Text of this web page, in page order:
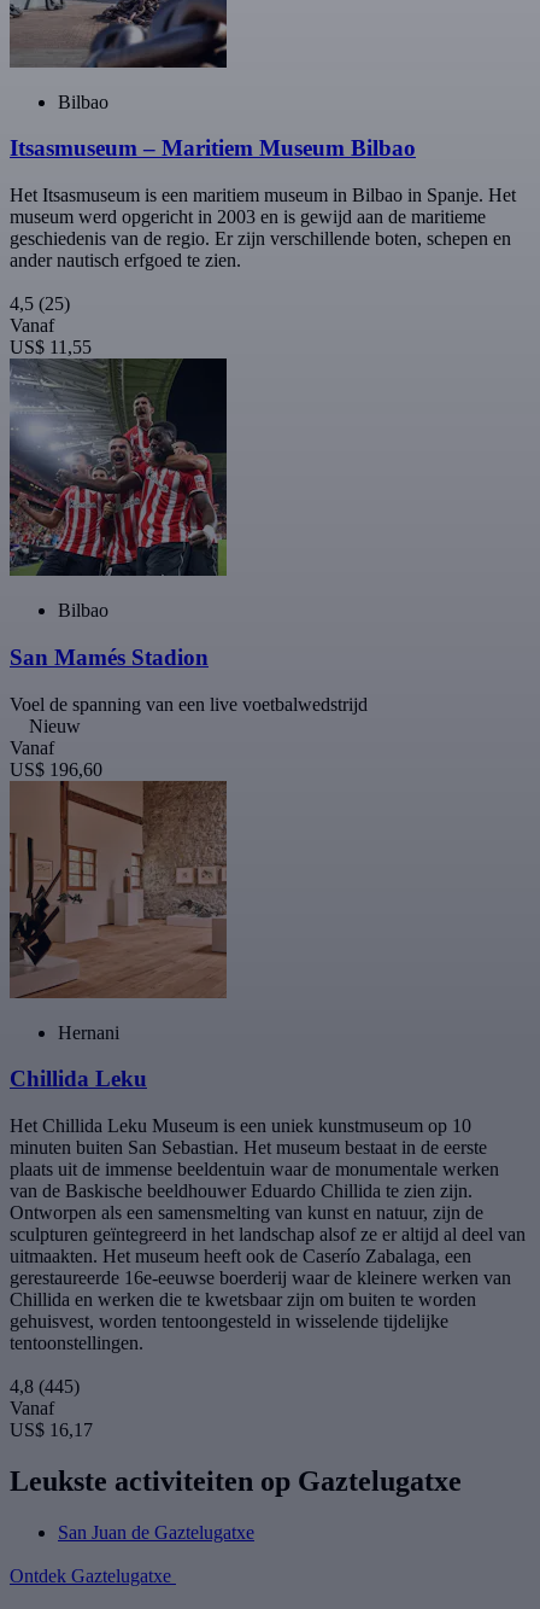
Bilbao
Itsasmuseum – Maritiem Museum Bilbao
Het Itsasmuseum is een maritiem museum in Bilbao in Spanje. Het
museum werd opgericht in 2003 en is gewijd aan de maritieme
geschiedenis van de regio. Er zijn verschillende boten, schepen en
ander nautisch erfgoed te zien.
4,5 (25)
Vanaf
US$ 11,55
Bilbao
San Mamés Stadion
Voel de spanning van een live voetbalwedstrijd
Nieuw
Vanaf
US$ 196,60
Hernani
Chillida Leku
Het Chillida Leku Museum is een uniek kunstmuseum op 10
minuten buiten San Sebastian. Het museum bestaat in de eerste
plaats uit de immense beeldentuin waar de monumentale werken
van de Baskische beeldhouwer Eduardo Chillida te zien zijn.
Ontworpen als een samensmelting van kunst en natuur, zijn de
sculpturen geïntegreerd in het landschap alsof ze er altijd al deel van
uitmaakten. Het museum heeft ook de Caserío Zabalaga, een
gerestaureerde 16e-eeuwse boerderij waar de kleinere werken van
Chillida en werken die te kwetsbaar zijn om buiten te worden
gehuisvest, worden tentoongesteld in wisselende tijdelijke
tentoonstellingen.
4,8 (445)
Vanaf
US$ 16,17
Leukste activiteiten op Gaztelugatxe
San Juan de Gaztelugatxe
Ontdek Gaztelugatxe